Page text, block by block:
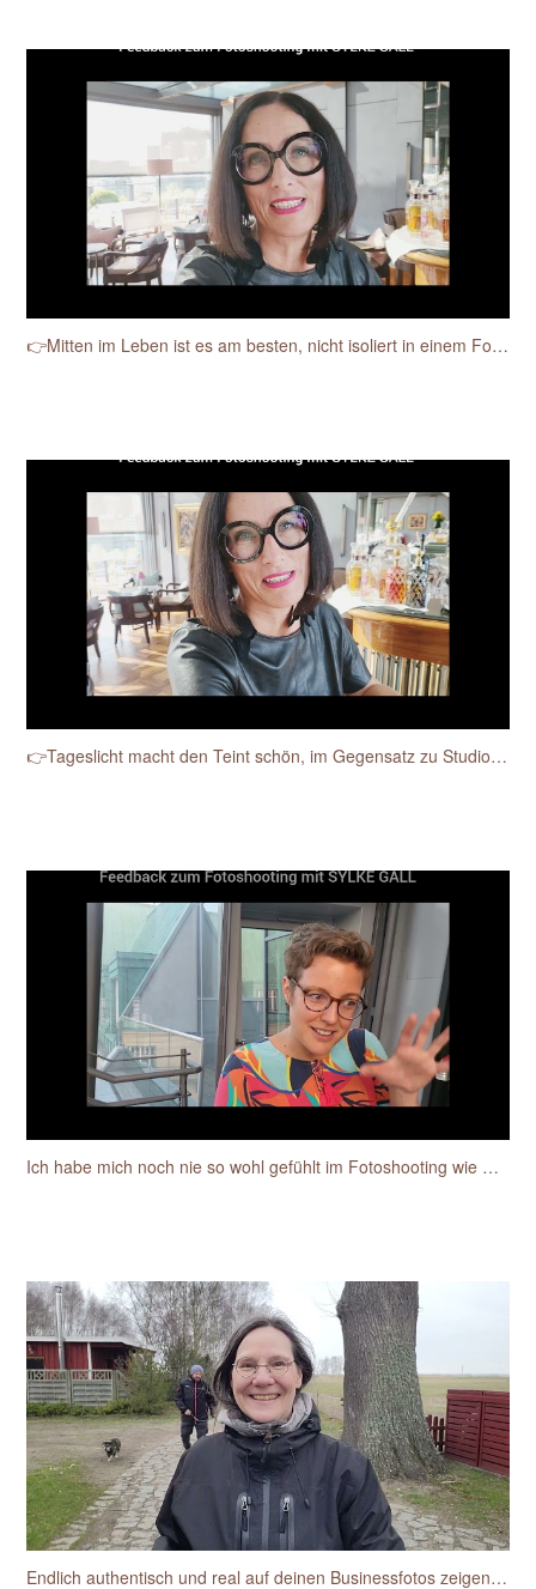
👉Mitten im Leben ist es am besten, nicht isoliert in einem Fotostudio.
👉Tageslicht macht den Teint schön, im Gegensatz zu Studioblitzen.
Ich habe mich noch nie so wohl gefühlt im Fotoshooting wie mit Sylke
Endlich authentisch und real auf deinen Businessfotos zeigen wie du dich siehst und wieder erkennst